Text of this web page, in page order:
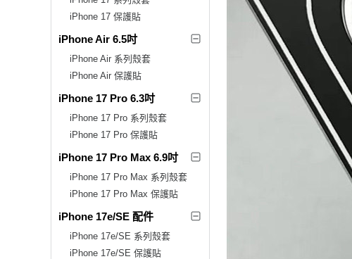
iPhone 17 保護貼
iPhone Air 6.5吋
iPhone Air 系列殼套
iPhone Air 保護貼
iPhone 17 Pro 6.3吋
iPhone 17 Pro 系列殼套
iPhone 17 Pro 保護貼
iPhone 17 Pro Max 6.9吋
iPhone 17 Pro Max 系列殼套
iPhone 17 Pro Max 保護貼
iPhone 17e/SE 配件
iPhone 17e/SE 系列殼套
iPhone 17e/SE 保護貼